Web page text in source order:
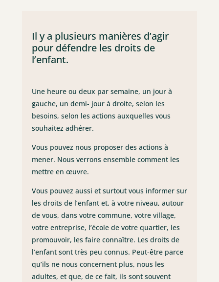
Il y a plusieurs manières d’agir
pour défendre les droits de
l’enfant.
Une heure ou deux par semaine, un jour à
gauche, un demi- jour à droite, selon les
besoins, selon les actions auxquelles vous
souhaitez adhérer.
Vous pouvez nous proposer des actions à
mener. Nous verrons ensemble comment les
mettre en œuvre.
Vous pouvez aussi et surtout vous informer sur
les droits de l’enfant et, à votre niveau, autour
de vous, dans votre commune, votre village,
votre entreprise, l’école de votre quartier, les
promouvoir, les faire connaître. Les droits de
l’enfant sont très peu connus. Peut-être parce
qu’ils ne nous concernent plus, nous les
adultes, et que, de ce fait, ils sont souvent